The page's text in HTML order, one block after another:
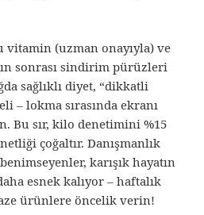
vitamin (uzman onayıyla) ve
sonrası sindirim pürüzleri
sağlıklı diyet, “dikkatli
– lokma sırasında ekranı
Bu sır, kilo denetimini %15
çoğaltır. Danışmanlık
karışık hayatın
esnek kalıyor – haftalık
ürünlere öncelik verin!